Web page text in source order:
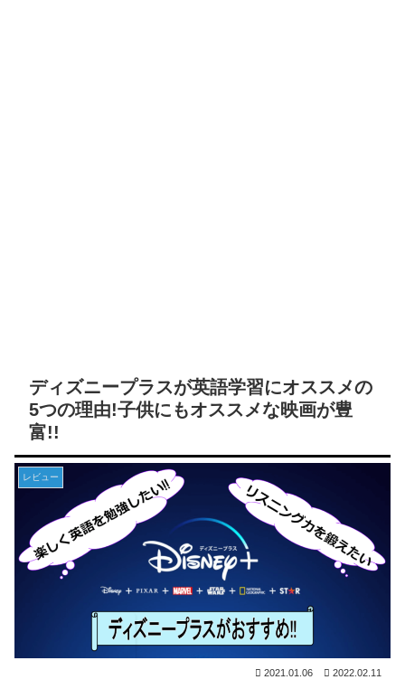
ディズニープラスが英語学習にオススメの
5つの理由!子供にもオススメな映画が豊
富!!
レビュー
2021.01.06 2022.02.11